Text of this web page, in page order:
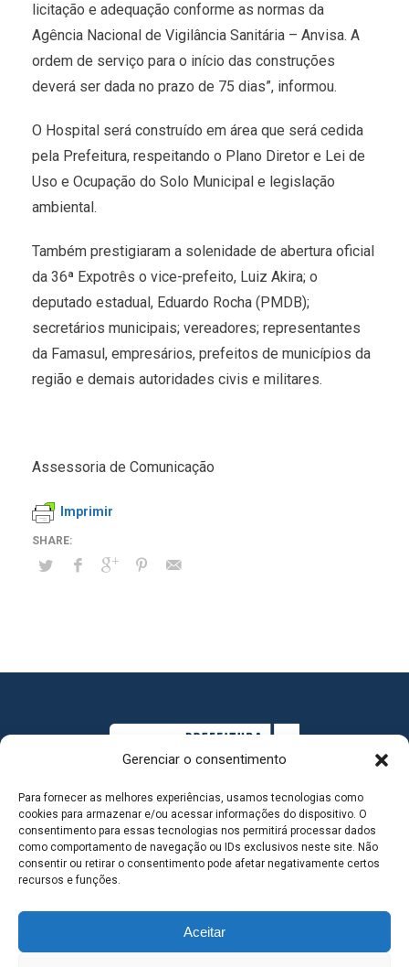
Gerenciar o consentimento
Para fornecer as melhores experiências, usamos tecnologias como
cookies para armazenar e/ou acessar informações do dispositivo. O
consentimento para essas tecnologias nos permitirá processar dados
como comportamento de navegação ou IDs exclusivos neste site. Não
consentir ou retirar o consentimento pode afetar negativamente certos
recursos e funções.
Aceitar
licitação e adequação conforme as normas da
Agência Nacional de Vigilância Sanitária – Anvisa. A
ordem de serviço para o início das construções
deverá ser dada no prazo de 75 dias”, informou.
O Hospital será construído em área que será cedida
pela Prefeitura, respeitando o Plano Diretor e Lei de
Uso e Ocupação do Solo Municipal e legislação
ambiental.
Também prestigiaram a solenidade de abertura oficial
da 36ª Expotrês o vice-prefeito, Luiz Akira; o
deputado estadual, Eduardo Rocha (PMDB);
secretários municipais; vereadores; representantes
da Famasul, empresários, prefeitos de municípios da
região e demais autoridades civis e militares.
Assessoria de Comunicação
Imprimir
MAPA DO SITE